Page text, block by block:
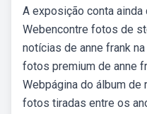
A exposição conta
Webencontre fotos de
notícias de anne frank
fotos premium de anne
Webpágina do álbum de
fotos tiradas entre os